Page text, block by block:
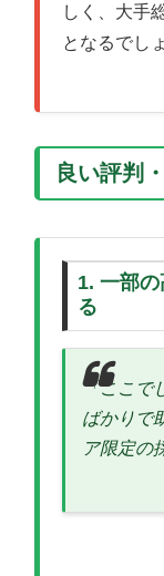
しく、大手
となるでし
良い評判
1. 一部
る
「ここで
ばかりで
ア限定の